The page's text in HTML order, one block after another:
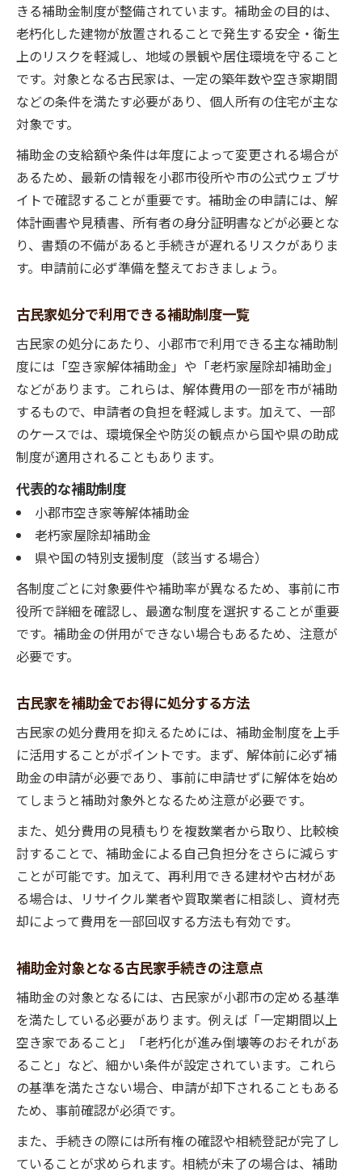
きる補助金制度が整備されています。補助金の目的は、
老朽化した建物が放置されることで発生する安全・衛生
上のリスクを軽減し、地域の景観や居住環境を守ること
です。対象となる古民家は、一定の築年数や空き家期間
などの条件を満たす必要があり、個人所有の住宅が主な
対象です。
補助金の支給額や条件は年度によって変更される場合が
あるため、最新の情報を小郡市役所や市の公式ウェブサ
イトで確認することが重要です。補助金の申請には、解
体計画書や見積書、所有者の身分証明書などが必要とな
り、書類の不備があると手続きが遅れるリスクがありま
す。申請前に必ず準備を整えておきましょう。
古民家処分で利用できる補助制度一覧
古民家の処分にあたり、小郡市で利用できる主な補助制
度には「空き家解体補助金」や「老朽家屋除却補助金」
などがあります。これらは、解体費用の一部を市が補助
するもので、申請者の負担を軽減します。加えて、一部
のケースでは、環境保全や防災の観点から国や県の助成
制度が適用されることもあります。
代表的な補助制度
小郡市空き家等解体補助金
老朽家屋除却補助金
県や国の特別支援制度（該当する場合）
各制度ごとに対象要件や補助率が異なるため、事前に市
役所で詳細を確認し、最適な制度を選択することが重要
です。補助金の併用ができない場合もあるため、注意が
必要です。
古民家を補助金でお得に処分する方法
古民家の処分費用を抑えるためには、補助金制度を上手
に活用することがポイントです。まず、解体前に必ず補
助金の申請が必要であり、事前に申請せずに解体を始め
てしまうと補助対象外となるため注意が必要です。
また、処分費用の見積もりを複数業者から取り、比較検
討することで、補助金による自己負担分をさらに減らす
ことが可能です。加えて、再利用できる建材や古材があ
る場合は、リサイクル業者や買取業者に相談し、資材売
却によって費用を一部回収する方法も有効です。
補助金対象となる古民家手続きの注意点
補助金の対象となるには、古民家が小郡市の定める基準
を満たしている必要があります。例えば「一定期間以上
空き家であること」「老朽化が進み倒壊等のおそれがあ
ること」など、細かい条件が設定されています。これら
の基準を満たさない場合、申請が却下されることもある
ため、事前確認が必須です。
また、手続きの際には所有権の確認や相続登記が完了し
ていることが求められます。相続が未了の場合は、補助